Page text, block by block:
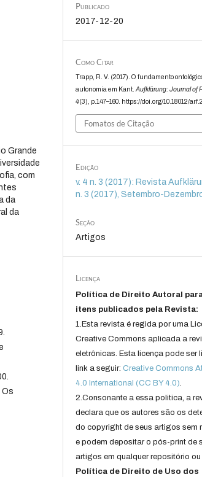
Grande
com
da
da
Os
Publicado
2017-12-20
Como Citar
Trapp, R. V. (2017). O fundamento
autonomia em Kant.Aufklärung: Journal of
4(3), p.147–160. https://doi.org/10.18012/
Fomatos de Citação
Edição
v. 4 n. 3 (2017): Revista
n. 3 (2017), Setembro-
Seção
Artigos
Licença
Política de Direito Autoral
itens publicados pela Revista:
1.Esta revista é regida por uma
Creative Commons aplicada a
eletrônicas. Esta licença pode ser
link a seguir:Creative Commons
4.0 International (CC BY 4.0).
2.Consonante a essa politica, a
declara que os autores são os
do copyright de seus artigos sem
e podem depositar o pós-print de
artigos em qualquer repositório ou
Política de Direito de Uso dos